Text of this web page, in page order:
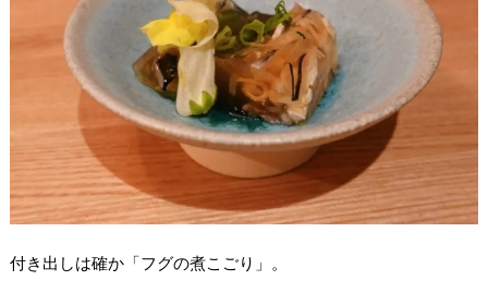
付き出しは確か「フグの煮こごり」。